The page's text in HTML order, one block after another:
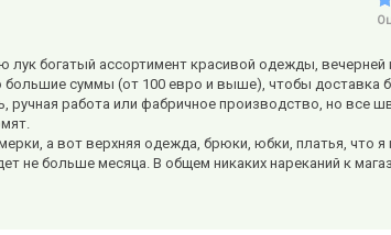
лук богатый ассортимент красивой одежды, вечерней
суммы (от 100 евро и выше), чтобы доставка
ручная работа или фабричное производство, но все
а вот верхняя одежда, брюки, юбки, платья, что я
не больше месяца. В общем никаких нареканий к